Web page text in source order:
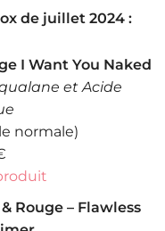
de juillet 2024 :
I Want You Naked
etAcide
normale)
Rouge – Flawless